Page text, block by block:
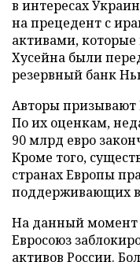
в интересах
на прецедент с
активами,
Хусейна были
резервный банк
Авторы призывают
По их оценкам,
90 млрд евро
Кроме того,
странах Европы
поддерживающих
На данный момент
Евросоюз
активов России.